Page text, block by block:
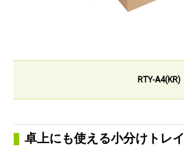
RTY-A4(KR)
卓上にも使える小分けトレイ